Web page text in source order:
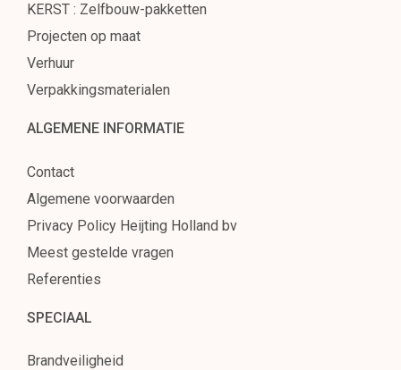
KERST : Zelfbouw-pakketten
Projecten op maat
Verhuur
Verpakkingsmaterialen
ALGEMENE INFORMATIE
Contact
Algemene voorwaarden
Privacy Policy Heijting Holland bv
Meest gestelde vragen
Referenties
SPECIAAL
Brandveiligheid